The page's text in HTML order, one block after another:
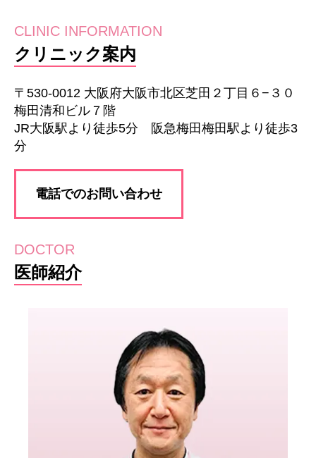
CLINIC INFORMATION
クリニック案内
〒530-0012 大阪府大阪市北区芝田２丁目６−３０
梅田清和ビル７階
JR大阪駅より徒歩5分 阪急梅田梅田駅より徒歩3
分
電話でのお問い合わせ
DOCTOR
医師紹介